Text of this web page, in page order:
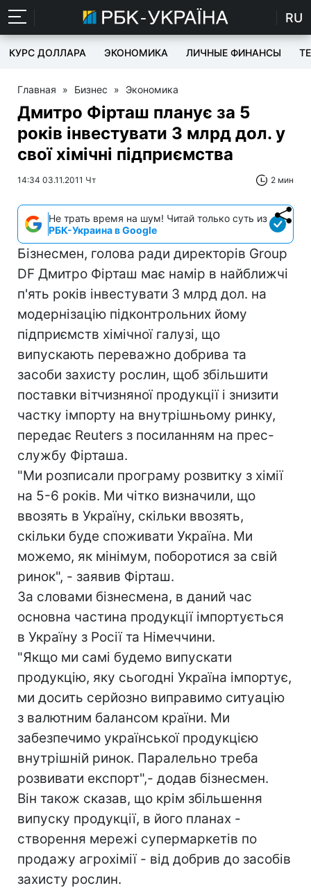
RU
КУРС ДОЛЛАРА ЭКОНОМИКА ЛИЧНЫЕ ФИНАНСЫ
Главная » Бизнес » Экономика
Дмитро Фірташ планує за 5
років інвестувати 3 млрд дол. у
свої хімічні підприємства
14:34 03.11.2011 Чт 2 мин
Не трать время на шум! Читай только суть из
РБК-Украина в Google
Бізнесмен, голова ради директорів Group
DF Дмитро Фірташ має намір в найближчі
п'ять років інвестувати 3 млрд дол. на
модернізацію підконтрольних йому
підприємств хімічної галузі, що
випускають переважно добрива та
засоби захисту рослин, щоб збільшити
поставки вітчизняної продукції і знизити
частку імпорту на внутрішньому ринку,
передає Reuters з посиланням на прес-
службу Фірташа.
"Ми розписали програму розвитку з хімії
на 5-6 років. Ми чітко визначили, що
ввозять в Україну, скільки ввозять,
скільки буде споживати Україна. Ми
можемо, як мінімум, поборотися за свій
ринок", - заявив Фірташ.
За словами бізнесмена, в даний час
основна частина продукції імпортується
в Україну з Росії та Німеччини.
"Якщо ми самі будемо випускати
продукцію, яку сьогодні Україна імпортує,
ми досить серйозно виправимо ситуацію
з валютним балансом країни. Ми
забезпечимо української продукцією
внутрішній ринок. Паралельно треба
розвивати експорт",- додав бізнесмен.
Він також сказав, що крім збільшення
випуску продукції, в його планах -
створення мережі супермаркетів по
продажу агрохімії - від добрив до засобів
захисту рослин.